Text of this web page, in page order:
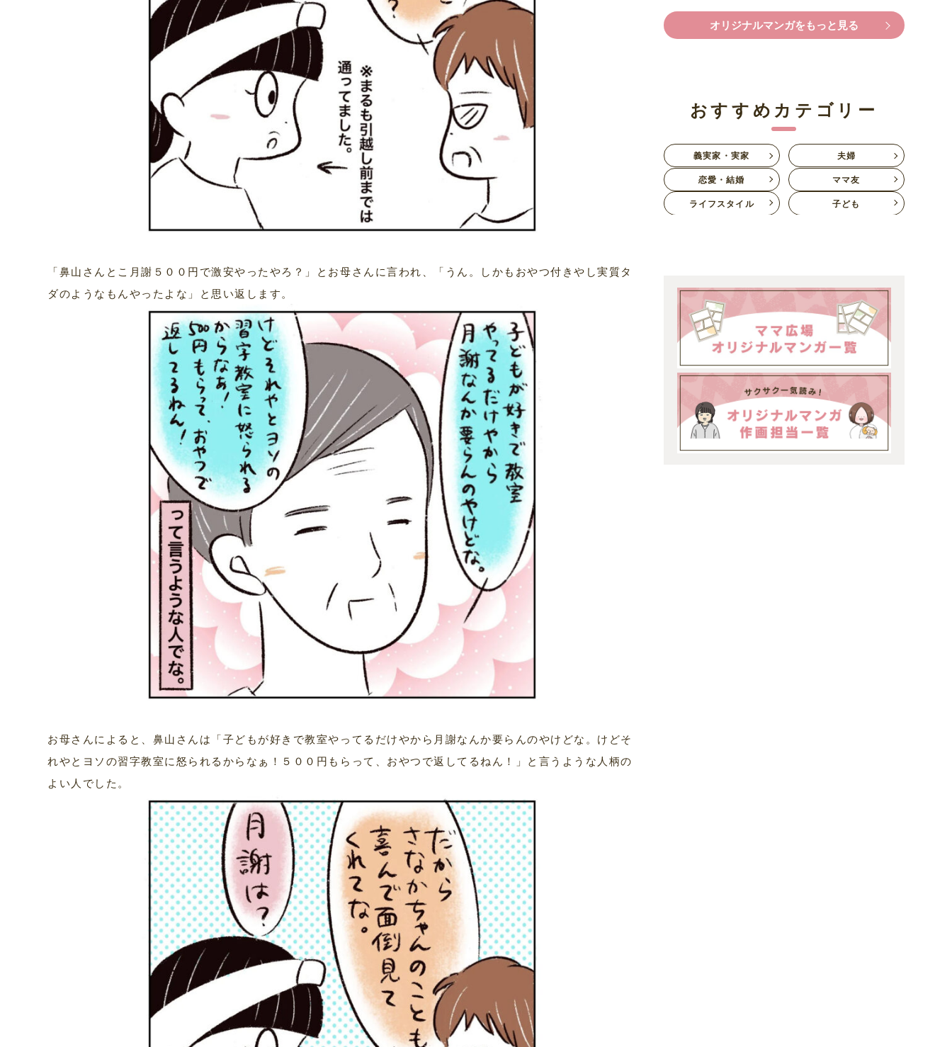
「鼻山さんとこ月謝５００円で激安やったやろ？」とお母さんに言われ、「うん。しかもおやつ付きやし実質タ
ダのようなもんやったよな」と思い返します。
お母さんによると、鼻山さんは「子どもが好きで教室やってるだけやから月謝なんか要らんのやけどな。けどそ
れやとヨソの習字教室に怒られるからなぁ！５００円もらって、おやつで返してるねん！」と言うような人柄の
よい人でした。
オリジナルマンガをもっと見る
おすすめカテゴリー
義実家・実家
夫婦
恋愛・結婚
ママ友
ライフスタイル
子ども